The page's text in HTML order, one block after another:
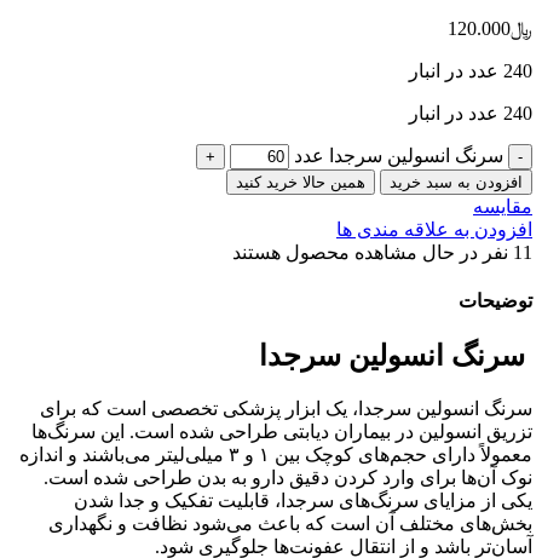
﷼120.000
240 عدد در انبار
240 عدد در انبار
سرنگ انسولین سرجدا عدد
افزودن به سبد خرید همین حالا خرید کنید
مقایسه
افزودن به علاقه مندی ها
11 نفر در حال مشاهده محصول هستند
توضیحات
سرنگ انسولین سرجدا
سرنگ انسولین سرجدا، یک ابزار پزشکی تخصصی است که برای
تزریق انسولین در بیماران دیابتی طراحی شده است. این سرنگ‌ها
معمولاً دارای حجم‌های کوچک بین ۱ و ۳ میلی‌لیتر می‌باشند و اندازه
نوک آن‌ها برای وارد کردن دقیق دارو به بدن طراحی شده است.
یکی از مزایای سرنگ‌های سرجدا، قابلیت تفکیک و جدا شدن
بخش‌های مختلف آن است که باعث می‌شود نظافت و نگهداری
آسان‌تر باشد و از انتقال عفونت‌ها جلوگیری شود.